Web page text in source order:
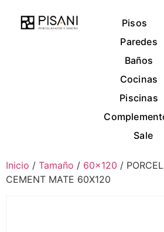
Pisos
Paredes
Baños
Cocinas
Piscinas
Sale
Inicio / Tamaño / 60x120 /
CEMENT MATE 60X120